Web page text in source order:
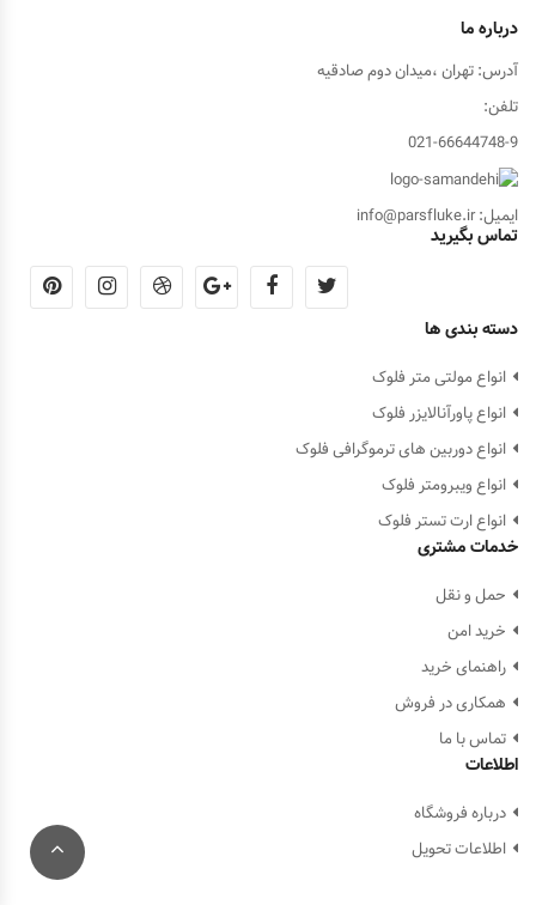
درباره ما
آدرس: تهران ،میدان دوم صادقیه
تلفن:
021-66644748-9
ایمیل: info@parsfluke.ir
تماس بگیرید
دسته بندی ها
انواع مولتی متر فلوک
انواع پاورآنالایزر فلوک
انواع دوربین های ترموگرافی فلوک
انواع ویبرومتر فلوک
انواع ارت تستر فلوک
خدمات مشتری
حمل و نقل
خرید امن
راهنمای خرید
همکاری در فروش
تماس با ما
اطلاعات
درباره فروشگاه
اطلاعات تحویل